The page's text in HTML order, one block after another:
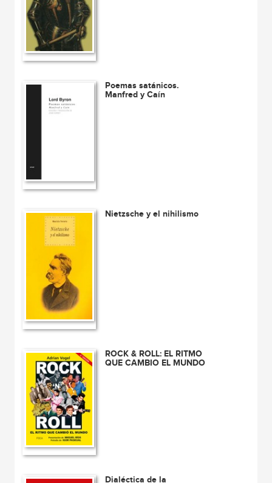
Poemas satánicos.
Manfred y Caín
Nietzsche y el nihilismo
ROCK & ROLL: EL RITMO
QUE CAMBIO EL MUNDO
Dialéctica de la